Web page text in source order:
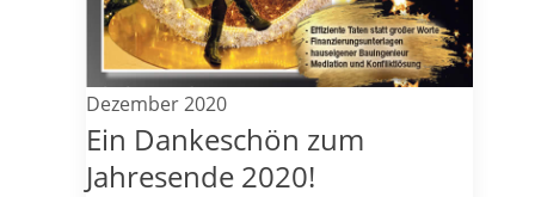
Dezember 2020
Ein Dankeschön zum
Jahresende 2020!